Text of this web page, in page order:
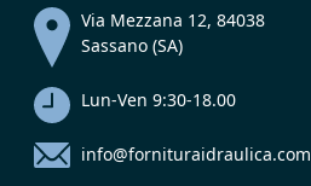
Via Mezzana 12, 84038
Sassano (SA)
Lun-Ven 9:30-18.00
info@fornituraidraulica.com